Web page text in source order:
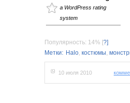
a WordPress rating
system
Популярность: 14% [?]
Метки: Halo, костюмы,
10 июля 2010